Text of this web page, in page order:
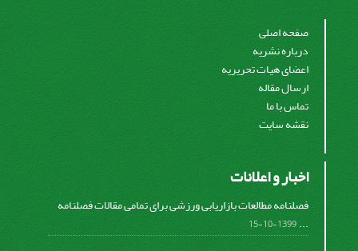
صفحه اصلی
درباره نشریه
اعضای هیات تحریریه
ارسال مقاله
تماس با ما
نقشه سایت
اخبار و اعلانات
فصلنامه مطالعات بازاریابی ورزشی برای تمامی مقالات فصلنامه
...
1399-10-15